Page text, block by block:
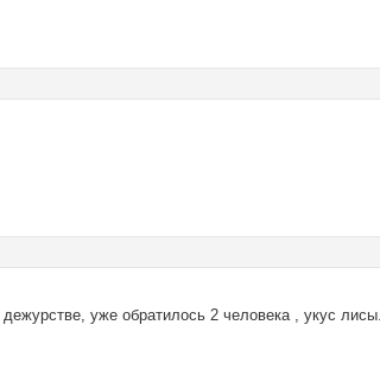
уже обратилось 2 человека , укус